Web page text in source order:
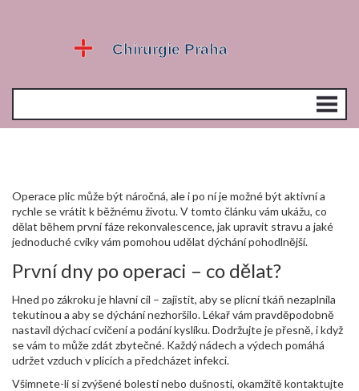
Operace plic může být náročná, ale i po ní je možné být aktivní a
rychle se vrátit k běžnému životu. V tomto článku vám ukážu, co
dělat během první fáze rekonvalescence, jak upravit stravu a jaké
jednoduché cviky vám pomohou udělat dýchání pohodlnější.
První dny po operaci – co dělat?
Hned po zákroku je hlavní cíl – zajistit, aby se plicní tkáň nezaplnila
tekutinou a aby se dýchání nezhoršilo. Lékař vám pravděpodobně
nastavil dýchací cvičení a podání kyslíku. Dodržujte je přesně, i když
se vám to může zdát zbytečné. Každý nádech a výdech pomáhá
udržet vzduch v plicích a předcházet infekci.
Všimnete-li si zvýšené bolesti nebo dušnosti, okamžitě kontaktujte